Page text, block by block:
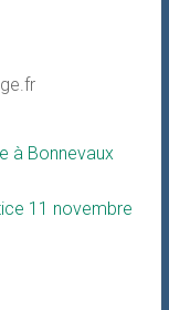
à Bonnevaux
11 novembre